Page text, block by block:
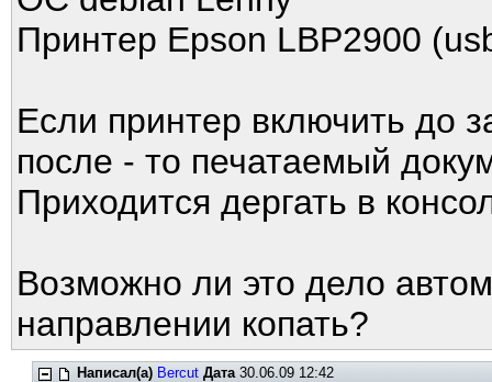
Принтер Epson LBP2900
Если принтер включить до
после - то печатаемый
Приходится дергать в
Возможно ли это дело
направлении копать?
Написал(а) Bercut Дата30.06.09 12:42